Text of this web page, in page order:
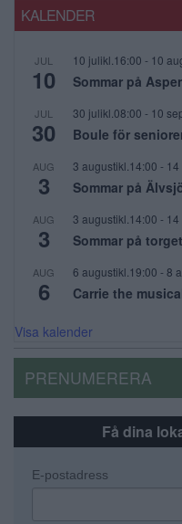
KALENDER
JUL
10
10 julikl.16:00 - 10
Sommar på
JUL
30
30 julikl.08:00 - 10
Boule för
AUG
3
3 augustikl.14:00 -
Sommar på
AUG
3
3 augustikl.14:00 -
Sommar på
AUG
6
6 augustikl.19:00 - 8
Carrie the
Visa kalender
PRENUMERERA
Få dina
E-postadress